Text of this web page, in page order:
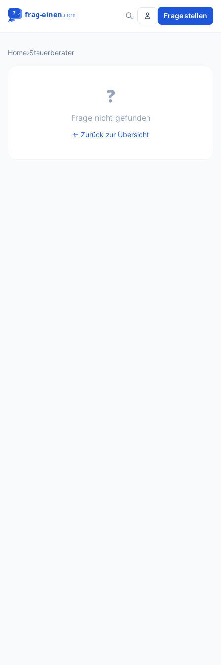
Frage stellen
Home›Steuerberater
❓
Frage nicht gefunden
← Zurück zur Übersicht